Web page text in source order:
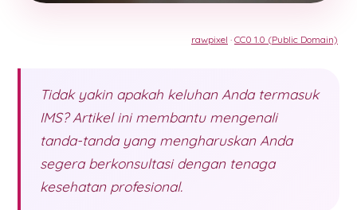
rawpixel · CC0 1.0 (Public Domain)
Tidak yakin apakah keluhan Anda termasuk
IMS? Artikel ini membantu mengenali
tanda-tanda yang mengharuskan Anda
segera berkonsultasi dengan tenaga
kesehatan profesional.